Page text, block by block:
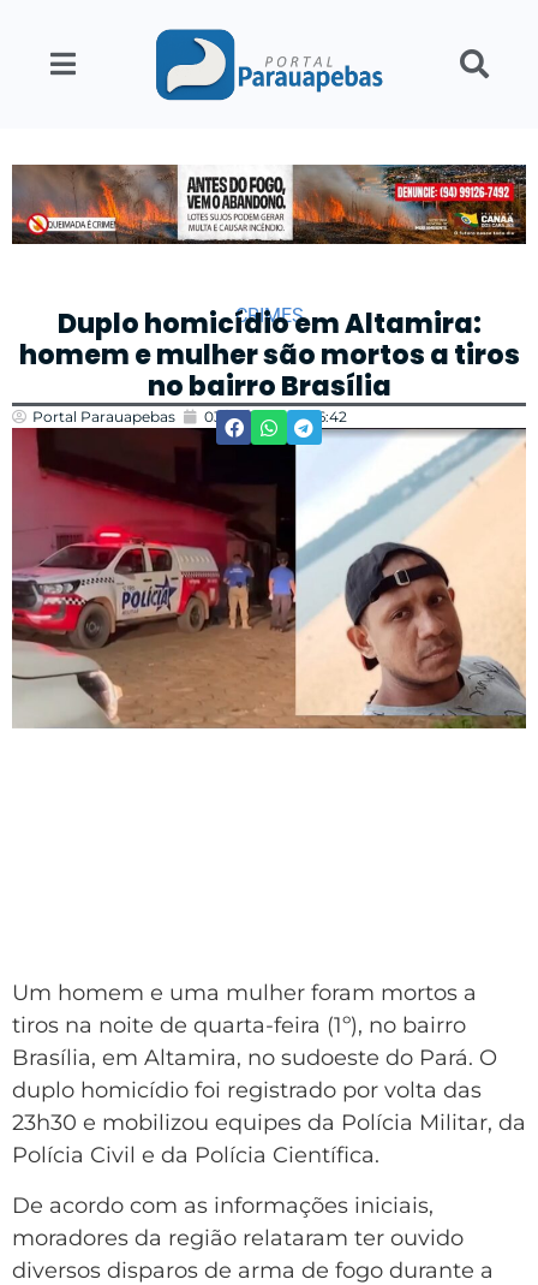
CRIMES
Duplo homicídio em Altamira:
homem e mulher são mortos a tiros
no bairro Brasília
Portal Parauapebas 03/07/2026 16:42
Um homem e uma mulher foram mortos a
tiros na noite de quarta-feira (1º), no bairro
Brasília, em Altamira, no sudoeste do Pará. O
duplo homicídio foi registrado por volta das
23h30 e mobilizou equipes da Polícia Militar, da
Polícia Civil e da Polícia Científica.
De acordo com as informações iniciais,
moradores da região relataram ter ouvido
diversos disparos de arma de fogo durante a